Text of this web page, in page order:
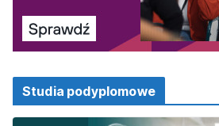
Studia podyplomowe